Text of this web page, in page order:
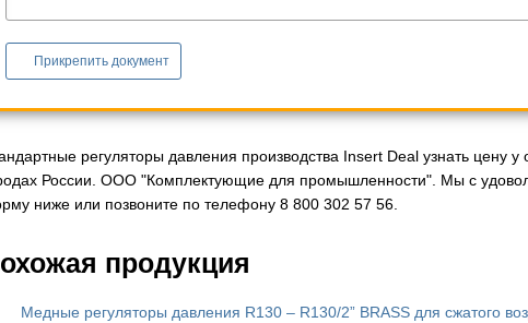
Прикрепить документ
регуляторы давления производства Insert Deal узнать цену
России. ООО "Комплектующие для промышленности". Мы с
ниже или позвоните по телефону 8 800 302 57 56.
продукция
Медные регуляторы давления R130 – R130/2” BRASS для сжатого